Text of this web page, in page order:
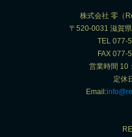
株式会社 零（
〒520-0031 滋賀
TEL
FAX
営業時間
定休
Email: